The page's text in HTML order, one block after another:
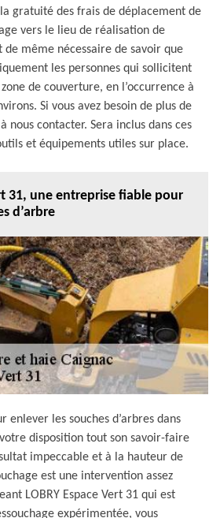
gratuité des frais de déplacement de
vers le lieu de réalisation de
de même nécessaire de savoir que
les personnes qui sollicitent
de couverture, en l’occurrence à
Si vous avez besoin de plus de
nous contacter. Sera inclus dans ces
et équipements utiles sur place.
31, une entreprise fiable pour
d’arbre
enlever les souches d’arbres dans
disposition tout son savoir-faire
impeccable et à la hauteur de
est une intervention assez
LOBRY Espace Vert 31 qui est
expérimentée, vous